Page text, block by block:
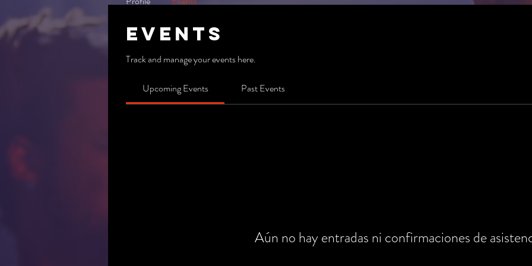
Events
Track and manage your events here.
Upcoming Events Past Events
Aún no hay entradas ni confirmaciones de